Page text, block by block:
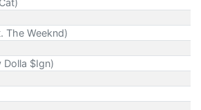
The Weeknd)
Dolla $Ign)